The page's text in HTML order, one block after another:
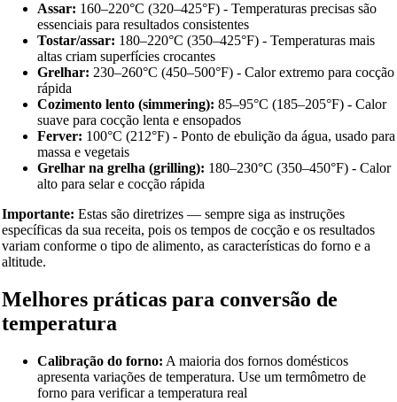
Assar: 160–220°C (320–425°F) - Temperaturas precisas são
essenciais para resultados consistentes
Tostar/assar: 180–220°C (350–425°F) - Temperaturas mais
altas criam superfícies crocantes
Grelhar: 230–260°C (450–500°F) - Calor extremo para cocção
rápida
Cozimento lento (simmering): 85–95°C (185–205°F) - Calor
suave para cocção lenta e ensopados
Ferver: 100°C (212°F) - Ponto de ebulição da água, usado para
massa e vegetais
Grelhar na grelha (grilling): 180–230°C (350–450°F) - Calor
alto para selar e cocção rápida
Importante: Estas são diretrizes — sempre siga as instruções
específicas da sua receita, pois os tempos de cocção e os resultados
variam conforme o tipo de alimento, as características do forno e a
altitude.
Melhores práticas para conversão de
temperatura
Calibração do forno: A maioria dos fornos domésticos
apresenta variações de temperatura. Use um termômetro de
forno para verificar a temperatura real